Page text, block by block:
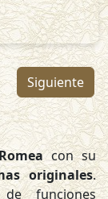
Siguiente
con su
originales.
funciones